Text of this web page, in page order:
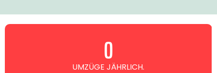
UMZÜGE JÄHRLICH.
0